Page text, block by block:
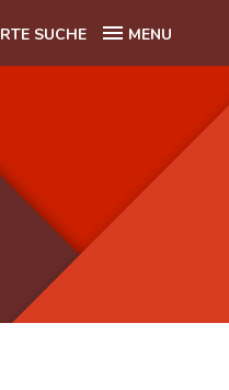
SUCHE MENU